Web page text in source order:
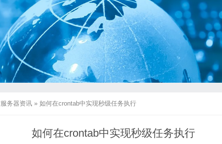
务器资讯 » 如何在crontab中实现秒级任务执行
如何在crontab中实现秒级任务执行